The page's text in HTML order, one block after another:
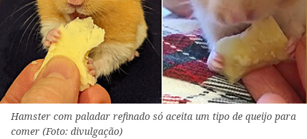
Hamster com paladar refinado só aceita um tipo de queijo para
comer (Foto: divulgação)